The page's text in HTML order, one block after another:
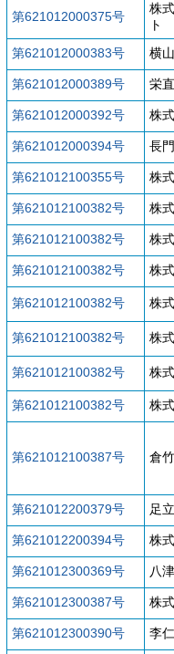
第621012000375号
株
ト
第621012000383号 横
第621012000389号 栄
第621012000392号 株
第621012000394号 長
第621012100355号 株
第621012100382号 株
第621012100382号 株
第621012100382号 株
第621012100382号 株
第621012100382号 株
第621012100382号 株
第621012100382号 株
第621012100387号 倉
第621012200379号 足
第621012200394号 株
第621012300369号 八
第621012300387号 株
第621012300390号 李